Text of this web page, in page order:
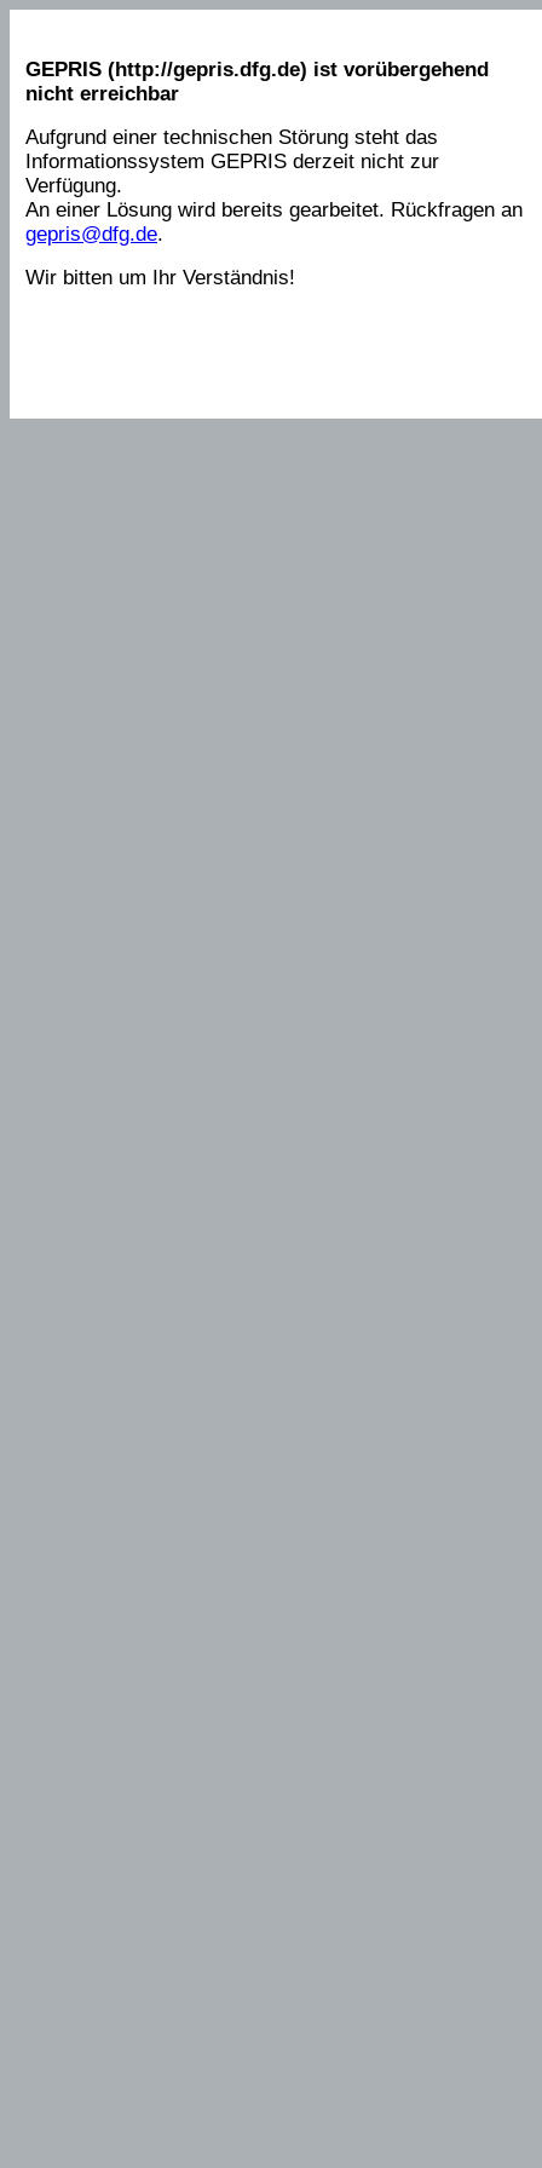
GEPRIS (http://gepris.dfg.de) ist vorübergehend
nicht erreichbar
Aufgrund einer technischen Störung steht das
Informationssystem GEPRIS derzeit nicht zur
Verfügung.
An einer Lösung wird bereits gearbeitet. Rückfragen an
gepris@dfg.de.
Wir bitten um Ihr Verständnis!